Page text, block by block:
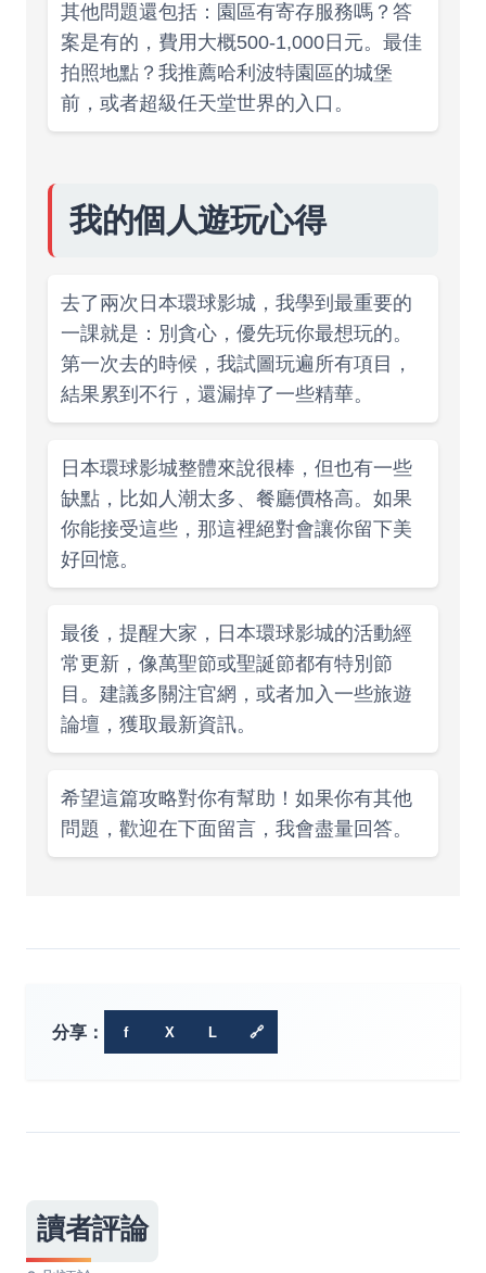
其他問題還包括：園區有寄存服務嗎？答
案是有的，費用大概500-1,000日元。最佳
拍照地點？我推薦哈利波特園區的城堡
前，或者超級任天堂世界的入口。
我的個人遊玩心得
去了兩次日本環球影城，我學到最重要的
一課就是：別貪心，優先玩你最想玩的。
第一次去的時候，我試圖玩遍所有項目，
結果累到不行，還漏掉了一些精華。
日本環球影城整體來說很棒，但也有一些
缺點，比如人潮太多、餐廳價格高。如果
你能接受這些，那這裡絕對會讓你留下美
好回憶。
最後，提醒大家，日本環球影城的活動經
常更新，像萬聖節或聖誕節都有特別節
目。建議多關注官網，或者加入一些旅遊
論壇，獲取最新資訊。
希望這篇攻略對你有幫助！如果你有其他
問題，歡迎在下面留言，我會盡量回答。
分享： f X L 🔗
讀者評論